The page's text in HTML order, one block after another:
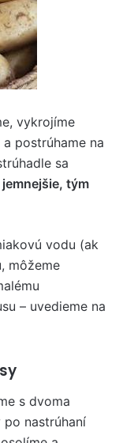
vykrojíme
postrúhame na
sa
tým
vodu (ak
môžeme
– uvedieme na
s dvoma
nastrúhaní